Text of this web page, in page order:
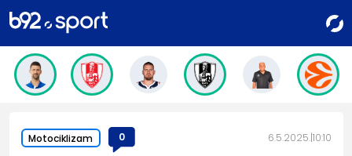
Motociklizam 0 6.5.2025. 10:10